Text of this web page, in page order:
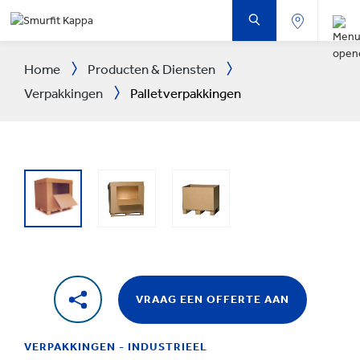
NAAR
INHOUD
Home
Producten & Diensten
Verpakkingen
Palletverpakkingen
VRAAG EEN OFFERTE AAN
VERPAKKINGEN - INDUSTRIEEL